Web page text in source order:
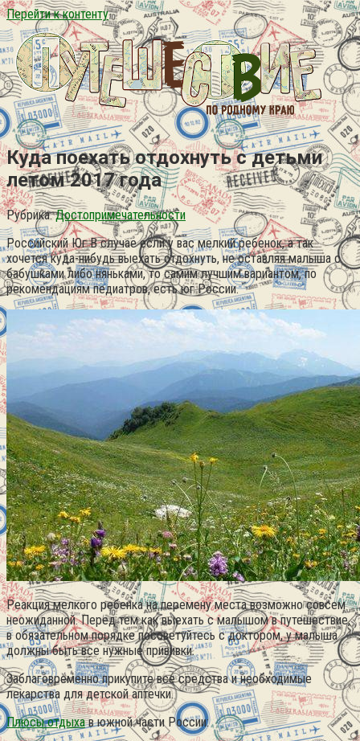
Перейти к контенту
Куда поехать отдохнуть с детьми
летом 2017 года
Рубрика: Достопримечательности
Российский Юг В случае если у вас мелкий ребенок, а так
хочется куда-нибудь выехать отдохнуть, не оставляя малыша с
бабушками либо няньками, то самим лучшим вариантом, по
рекомендациям педиатров, есть юг России.
Реакция мелкого ребенка на перемену места возможно совсем
неожиданной. Перед тем как выехать с малышом в путешествие,
в обязательном порядке посоветуйтесь с доктором, у малыша
должны быть все нужные прививки.
Заблаговременно прикупите все средства и необходимые
лекарства для детской аптечки.
Плюсы отдыхав южной части России: